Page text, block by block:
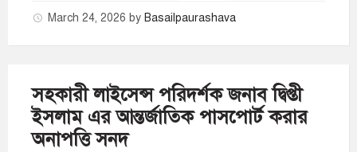
March 24, 2026 by Basailpaurashava
সহকারী লাইসেন্স পরিদর্শক জনাব দ্বিপ্তী
ইসলাম এর আন্তর্জাতিক পাসপোর্ট করার
অনাপত্তি সনদ